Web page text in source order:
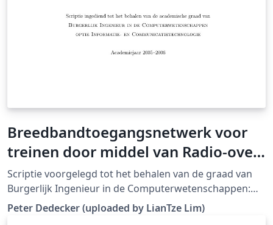
Breedbandtoegangsnetwerk voor
treinen door middel van Radio-over-
Fiber
Scriptie voorgelegd tot het behalen van de graad van
Burgerlijk Ingenieur in de Computerwetenschappen:
Informatie- en Communicatietechnologie, juni 2006
(Downloaded from LaTeX templates en logo's)
Peter Dedecker (uploaded by LianTze Lim)